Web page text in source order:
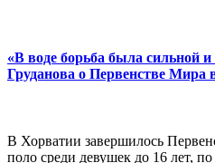
«В воде борьба была сильной
Груданова о Первенстве Мира
В Хорватии завершилось
поло среди девушек до 16 лет,